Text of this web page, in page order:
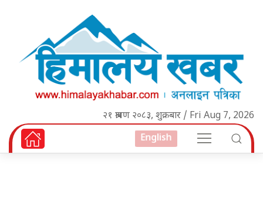
२१ श्रावण २०८३, शुक्रबार / Fri Aug 7, 2026
English